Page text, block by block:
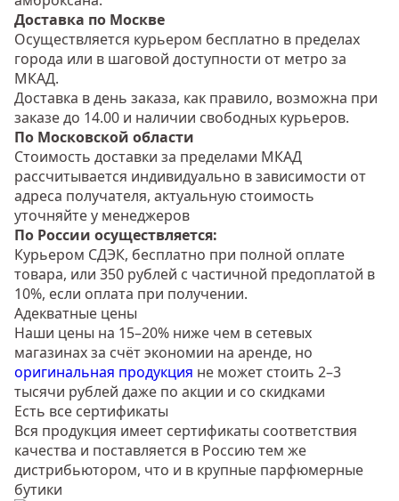
Доставка по Москве
Осуществляется курьером бесплатно в пределах
города или в шаговой доступности от метро за
МКАД.
Доставка в день заказа, как правило, возможна при
заказе до 14.00 и наличии свободных курьеров.
По Московской области
Стоимость доставки за пределами МКАД
рассчитывается индивидуально в зависимости от
адреса получателя, актуальную стоимость
уточняйте у менеджеров
По России осуществляется:
Курьером СДЭК, бесплатно при полной оплате
товара, или 350 рублей с частичной предоплатой в
10%, если оплата при получении.
Адекватные цены
Наши цены на 15–20% ниже чем в сетевых
магазинах за счёт экономии на аренде, но
оригинальная продукция не может стоить 2–3
тысячи рублей даже по акции и со скидками
Есть все сертификаты
Вся продукция имеет сертификаты соответствия
качества и поставляется в Россию тем же
дистрибьютором, что и в крупные парфюмерные
бутики